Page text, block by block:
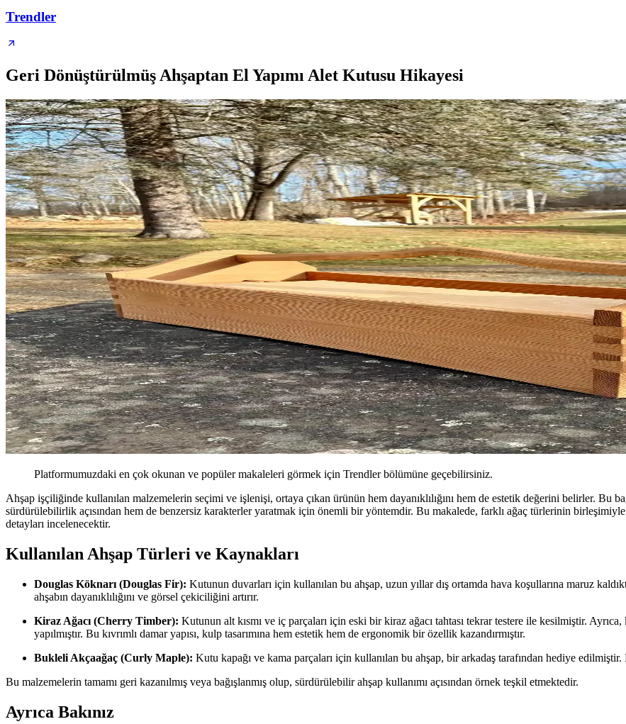
Trendler
Geri Dönüştürülmüş Ahşaptan El Yapımı Alet Kutusu Hikayesi
Platformumuzdaki en çok okunan ve popüler makaleleri görmek için Trendler bölümüne geçebilirsiniz.
Ahşap işçiliğinde kullanılan malzemelerin seçimi ve işlenişi, ortaya çıkan ürünün hem dayanıklılığını hem de estetik değerini belirler. Bu
sürdürülebilirlik açısından hem de benzersiz karakterler yaratmak için önemli bir yöntemdir. Bu makalede, farklı ağaç türlerinin
detayları incelenecektir.
Kullanılan Ahşap Türleri ve Kaynakları
Douglas Köknarı (Douglas Fir): Kutunun duvarları için kullanılan bu ahşap, uzun yıllar dış ortamda hava koşullarına maruz
ahşabın dayanıklılığını ve görsel çekiciliğini artırır.
Kiraz Ağacı (Cherry Timber): Kutunun alt kısmı ve iç parçaları için eski bir kiraz ağacı tahtası tekrar testere ile kesilmiştir.
yapılmıştır. Bu kıvrımlı damar yapısı, kulp tasarımına hem estetik hem de ergonomik bir özellik kazandırmıştır.
Bukleli Akçaağaç (Curly Maple): Kutu kapağı ve kama parçaları için kullanılan bu ahşap, bir arkadaş tarafından hediye
Bu malzemelerin tamamı geri kazanılmış veya bağışlanmış olup, sürdürülebilir ahşap kullanımı açısından örnek teşkil etmektedir.
Ayrıca Bakınız